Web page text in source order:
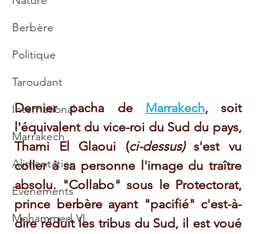
Berbère
Politique
Taroudant
International
Marrakech
Alimentation
Evénements
Mohammed VI
Dernier pacha de Marrakech, soit
l'équivalent du vice-roi du Sud du pays,
Thami El Glaoui (ci-dessus) s'est vu
coller à sa personne l'image du traître
absolu. "Collabo" sous le Protectorat,
prince berbère ayant "pacifié" c'est-à-
dire réduit les tribus du Sud, il est voué